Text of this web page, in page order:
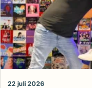
22 juli 2026